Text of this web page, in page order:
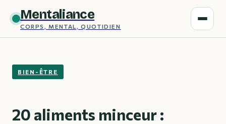
Mentaliance
CORPS, MENTAL, QUOTIDIEN
BIEN-ÊTRE
20 aliments minceur :